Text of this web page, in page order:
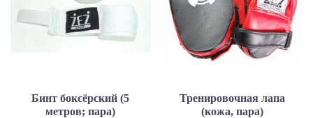
Бинт боксёрский (5
метров; пара)
Тренировочная лапа
(кожа, пара)